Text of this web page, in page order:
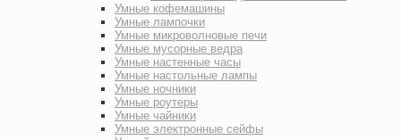
Умные кофемашины
Умные лампочки
Умные микроволновые печи
Умные мусорные ведра
Умные настенные часы
Умные настольные лампы
Умные ночники
Умные роутеры
Умные чайники
Умные электронные сейфы